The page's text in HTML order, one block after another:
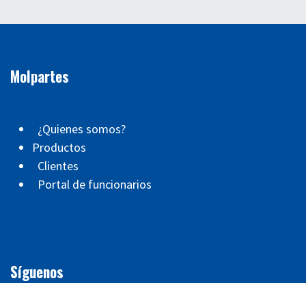
Molpartes
¿Quienes somos?
Productos
Clientes
Portal de funcionarios
Síguenos